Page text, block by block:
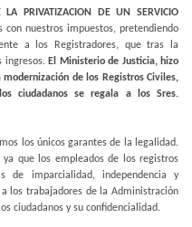
LA PRIVATIZACION DE UN SERVICIO
con nuestros impuestos, pretendiendo
a los Registradores, que tras la
ingresos. El Ministerio de Justicia, hizo
de los Registros Civiles,
ciudadanos se regala a los Sres.
los únicos garantes de la legalidad.
que los empleados de los registros
de imparcialidad, independencia y
los trabajadores de la Administración
ciudadanos y su confidencialidad.